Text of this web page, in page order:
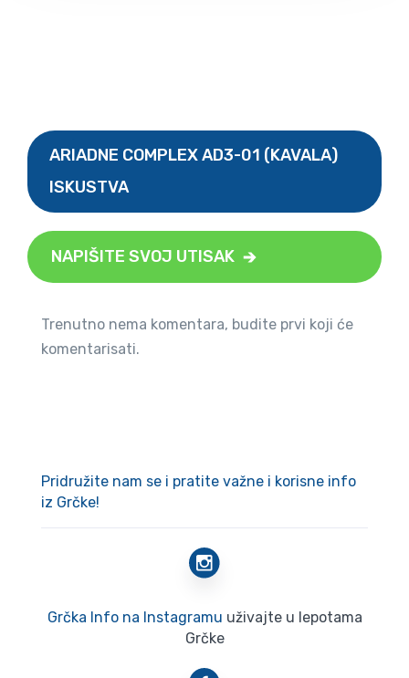
ARIADNE COMPLEX AD3-01 (KAVALA)
ISKUSTVA
NAPIŠITE SVOJ UTISAK
Trenutno nema komentara, budite prvi koji će
komentarisati.
Pridružite nam se i pratite važne i korisne info
iz Grčke!
Grčka Info na Instagramu uživajte u lepotama
Grčke